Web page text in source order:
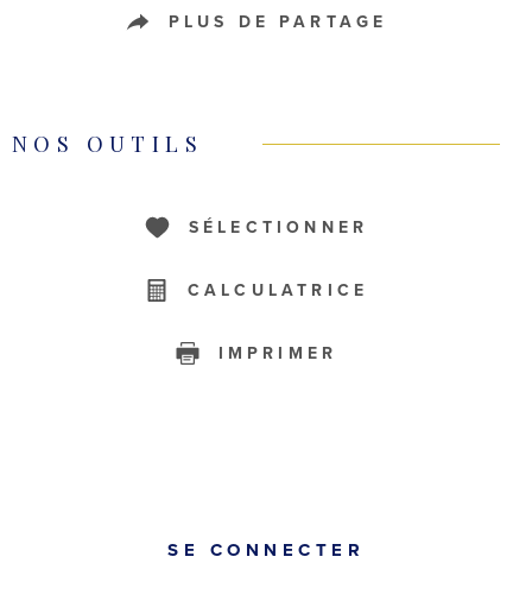
PLUS DE PARTAGE
NOS OUTILS
SÉLECTIONNER
CALCULATRICE
IMPRIMER
SE CONNECTER